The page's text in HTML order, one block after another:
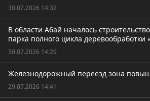
30.07.2026 14:32
В области Абай началось
парка полного цикла деревообработки
30.07.2026 14:29
Железнодорожный переезд зона
29.07.2026 14:41